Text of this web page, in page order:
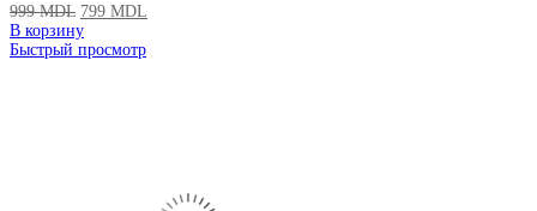
999MDL 799 MDL
В корзину
Быстрый просмотр